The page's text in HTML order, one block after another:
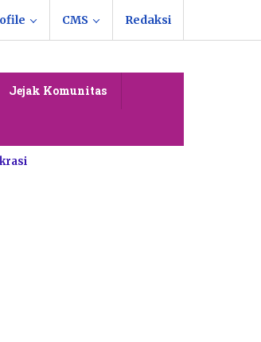
CMS Redaksi
Jejak Komunitas